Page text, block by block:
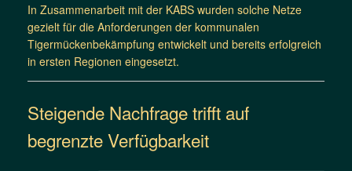
In Zusammenarbeit mit der KABS wurden solche Netze
gezielt für die Anforderungen der kommunalen
Tigermückenbekämpfung entwickelt und bereits erfolgreich
in ersten Regionen eingesetzt.
Steigende Nachfrage trifft auf
begrenzte Verfügbarkeit